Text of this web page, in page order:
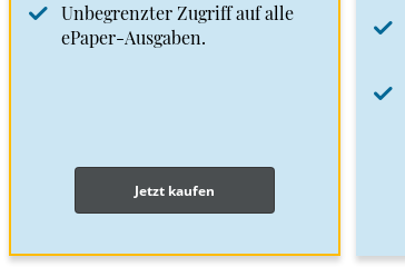
Unbegrenzter Zugriff auf alle
ePaper-Ausgaben.
Jetzt kaufen